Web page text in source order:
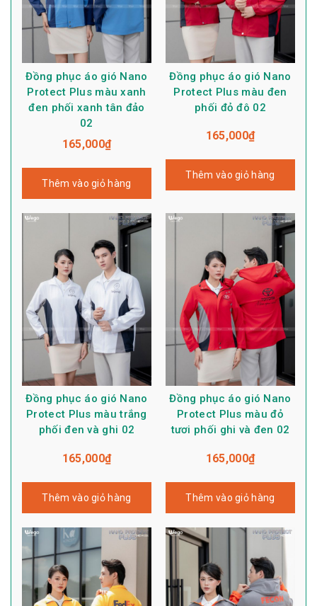
Đồng phục áo gió Nano
Protect Plus màu xanh
đen phối xanh tân đảo
02
165,000₫
Thêm vào giỏ hàng
Đồng phục áo gió Nano
Protect Plus màu đen
phối đỏ đô 02
165,000₫
Thêm vào giỏ hàng
Đồng phục áo gió Nano
Protect Plus màu trắng
phối đen và ghi 02
165,000₫
Thêm vào giỏ hàng
Đồng phục áo gió Nano
Protect Plus màu đỏ
tươi phối ghi và đen 02
165,000₫
Thêm vào giỏ hàng